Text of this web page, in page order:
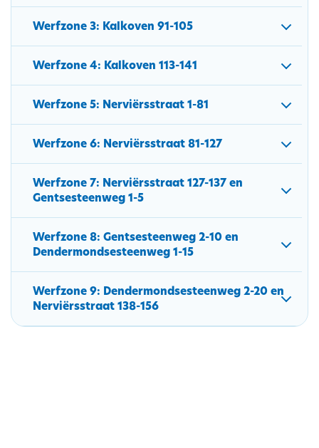
Werfzone 3: Kalkoven 91-105
Werfzone 4: Kalkoven 113-141
Werfzone 5: Nerviërsstraat 1-81
Werfzone 6: Nerviërsstraat 81-127
Werfzone 7: Nerviërsstraat 127-137 en
Gentsesteenweg 1-5
Werfzone 8: Gentsesteenweg 2-10 en
Dendermondsesteenweg 1-15
Werfzone 9: Dendermondsesteenweg 2-20 en
Nerviërsstraat 138-156